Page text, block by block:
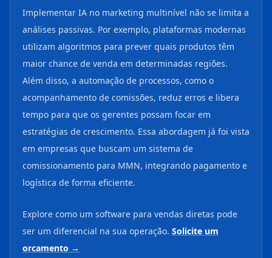
Implementar IA no marketing multinível não se limita a
análises passivas. Por exemplo, plataformas modernas
utilizam algoritmos para prever quais produtos têm
maior chance de venda em determinadas regiões.
Além disso, a automação de processos, como o
acompanhamento de comissões, reduz erros e libera
tempo para que os gerentes possam focar em
estratégias de crescimento. Essa abordagem já foi vista
em empresas que buscam um sistema de
comissionamento para MMN, integrando pagamento e
logística de forma eficiente.
Explore como um software para vendas diretas pode
ser um diferencial na sua operação. Solicite um
orcamento →